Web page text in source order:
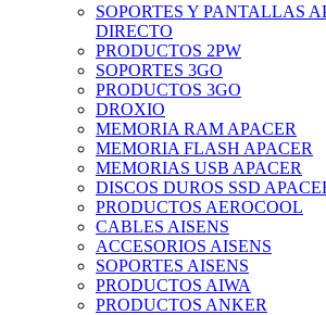
SOPORTES Y PANTALLAS
DIRECTO
PRODUCTOS 2PW
SOPORTES 3GO
PRODUCTOS 3GO
DROXIO
MEMORIA RAM APACER
MEMORIA FLASH APACER
MEMORIAS USB APACER
DISCOS DUROS SSD
PRODUCTOS AEROCOOL
CABLES AISENS
ACCESORIOS AISENS
SOPORTES AISENS
PRODUCTOS AIWA
PRODUCTOS ANKER